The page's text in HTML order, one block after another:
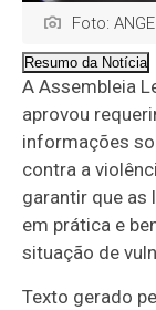
Foto:
Resumo da Notícia
A Assembleia
aprovou
informações
contra a
garantir que as
em prática e
situação de
Texto gerado